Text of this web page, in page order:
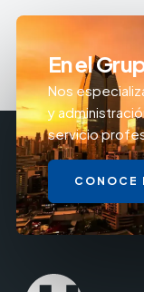
En el
Nos
y
servicio
CONOCE